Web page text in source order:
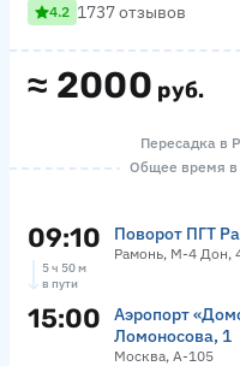
≈ 2000 руб.
4.2 1737 отзывов
Пересадка в
Общее время в
09:10 Поворот ПГТ
Рамонь, М-4 Дон,
5 ч 50 м
в пути
15:00
Аэропорт
Ломоносова, 1
Москва, А-105